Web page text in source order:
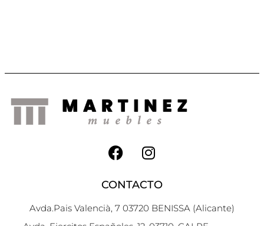
CONTACTO
Avda.Pais Valencià, 7 03720 BENISSA (Alicante)